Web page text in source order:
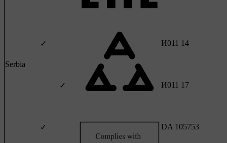
Serbia
✓ И011 14
✓ И011 17
✓ DA 105753